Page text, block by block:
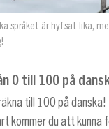
språket är hyfsat lika,
0 till 100 på
till 100 på
kommer du att kunna